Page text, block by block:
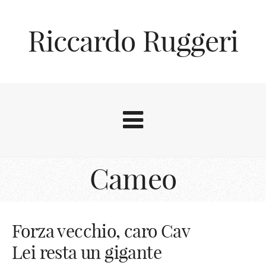
Riccardo Ruggeri
Cameo
Forza vecchio, caro Cav
Lei resta un gigante